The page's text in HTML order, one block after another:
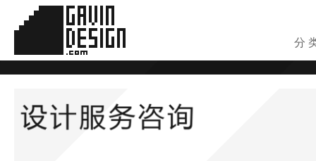
分